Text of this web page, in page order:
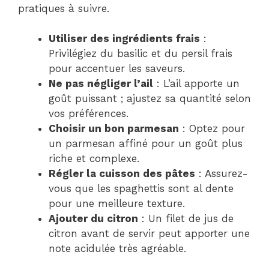
pratiques à suivre.
Utiliser des ingrédients frais :
Privilégiez du basilic et du persil frais
pour accentuer les saveurs.
Ne pas négliger l’ail : L’ail apporte un
goût puissant ; ajustez sa quantité selon
vos préférences.
Choisir un bon parmesan : Optez pour
un parmesan affiné pour un goût plus
riche et complexe.
Régler la cuisson des pâtes : Assurez-
vous que les spaghettis sont al dente
pour une meilleure texture.
Ajouter du citron : Un filet de jus de
citron avant de servir peut apporter une
note acidulée très agréable.